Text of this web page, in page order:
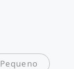
Pequeno